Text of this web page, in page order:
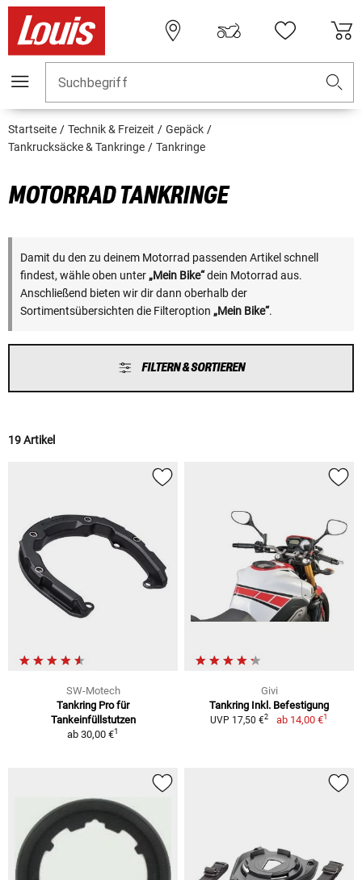
Suchbegriff
Startseite Technik & Freizeit
Gepäck
Tankrucksäcke & Tankringe
Tankringe
MOTORRAD TANKRINGE
Damit du den zu deinem Motorrad passenden Artikel schnell
findest, wähle oben unter„Mein Bike“dein Motorrad aus.
Anschließend bieten wir dir dann oberhalb der
Sortimentsübersichten die Filteroption „Mein Bike“.
FILTERN & SORTIEREN
19 Artikel
SW-Motech
Tankring Pro für
Tankeinfüllstutzen
ab 30,00 €1
Givi
Tankring Inkl. Befestigung
UVP 17,50 €2 ab 14,00 €1